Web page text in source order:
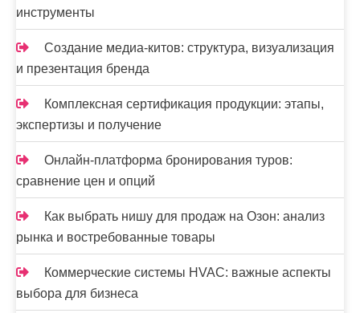
инструменты
Создание медиа-китов: структура, визуализация
и презентация бренда
Комплексная сертификация продукции: этапы,
экспертизы и получение
Онлайн-платформа бронирования туров:
сравнение цен и опций
Как выбрать нишу для продаж на Озон: анализ
рынка и востребованные товары
Коммерческие системы HVAC: важные аспекты
выбора для бизнеса